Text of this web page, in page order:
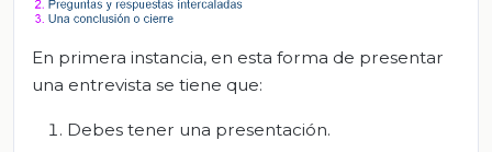
En primera instancia, en esta forma de presentar
una entrevista se tiene que:
Debes tener una presentación.